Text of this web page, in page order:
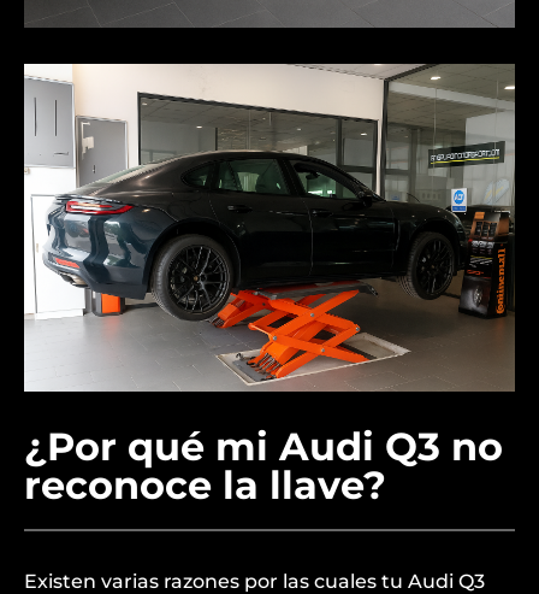
¿Por qué mi Audi Q3 no
reconoce la llave?
Existen varias razones por las cuales tu Audi Q3